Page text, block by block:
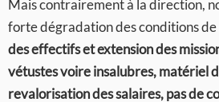
Mais contrairement à la direction,
forte dégradation des conditions
des effectifs et extension des
vétustes voire insalubres, matériel
revalorisation des salaires, pas de